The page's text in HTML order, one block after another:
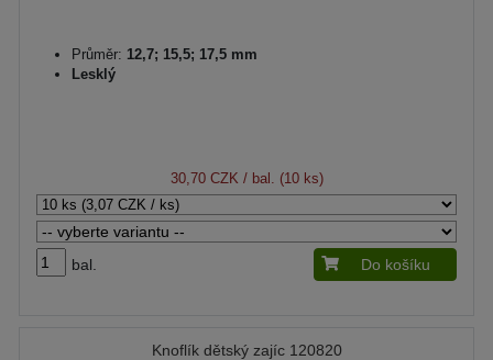
Průměr: 12,7; 15,5; 17,5 mm
Lesklý
30,70 CZK / bal. (10 ks)
bal. Do košíku
Knoflík dětský zajíc 120820